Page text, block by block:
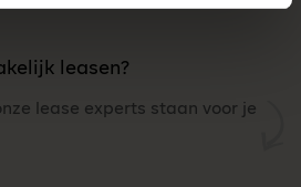
leasen?
lease experts staan voor je